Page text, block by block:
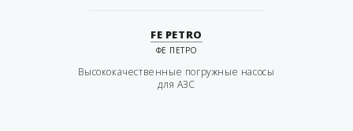
FE PETRO
ФЕ ПЕТРО
Высококачественные погружные насосы
для АЗС